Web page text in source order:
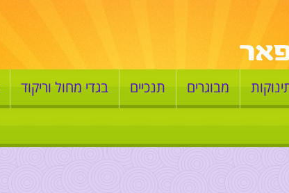
מבוגרים תנכיים בגדי מחול וריקוד